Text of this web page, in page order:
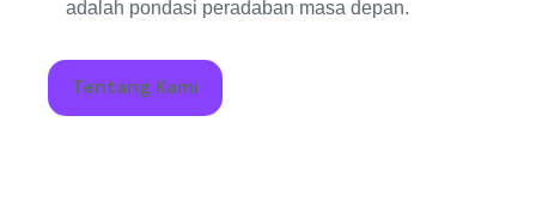
adalah pondasi peradaban masa depan.
Tentang Kami